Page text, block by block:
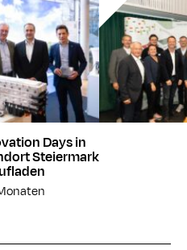
Days in
Steiermark